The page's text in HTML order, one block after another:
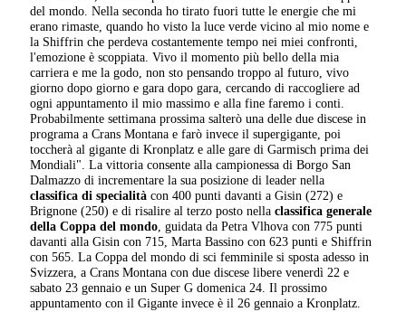
del mondo. Nella seconda ho tirato fuori tutte le energie che mi
erano rimaste, quando ho visto la luce verde vicino al mio nome e
la Shiffrin che perdeva costantemente tempo nei miei confronti,
l'emozione è scoppiata. Vivo il momento più bello della mia
carriera e me la godo, non sto pensando troppo al futuro, vivo
giorno dopo giorno e gara dopo gara, cercando di raccogliere ad
ogni appuntamento il mio massimo e alla fine faremo i conti.
Probabilmente settimana prossima salterò una delle due discese in
programa a Crans Montana e farò invece il supergigante, poi
toccherà al gigante di Kronplatz e alle gare di Garmisch prima dei
Mondiali". La vittoria consente alla campionessa di Borgo San
Dalmazzo di incrementare la sua posizione di leader nella
classifica di specialitàcon 400 punti davanti a Gisin (272) e
Brignone (250) e di risalire al terzo posto nellaclassifica generale
della Coppa del mondo, guidata da Petra Vlhova con 775 punti
davanti alla Gisin con 715, Marta Bassino con 623 punti e Shiffrin
con 565. La Coppa del mondo di sci femminile si sposta adesso in
Svizzera, a Crans Montana con due discese libere venerdì 22 e
sabato 23 gennaio e un Super G domenica 24. Il prossimo
appuntamento con il Gigante invece è il 26 gennaio a Kronplatz.